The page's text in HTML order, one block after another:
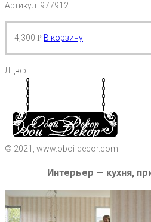
Артикул: 977912
4,300 Р В корзину
Лцвф
© 2021, www.oboi-decor.com
Интерьер — кухня,